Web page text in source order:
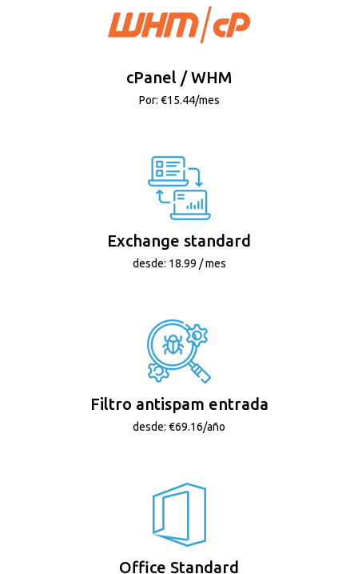
cPanel / WHM
Por: €15.44/mes
Exchange standard
desde: 18.99 / mes
Filtro antispam entrada
desde: €69.16/año
Office Standard